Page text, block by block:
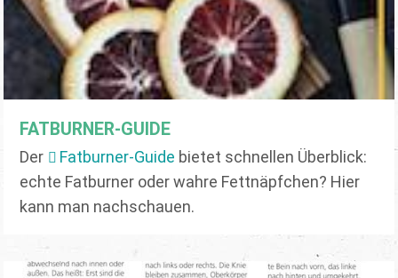
FATBURNER-GUIDE
Der Fatburner-Guide bietet schnellen Überblick:
echte Fatburner oder wahre Fettnäpfchen? Hier
kann man nachschauen.